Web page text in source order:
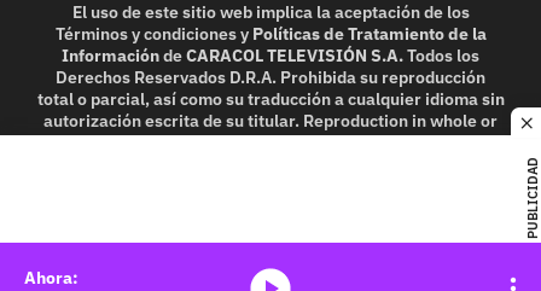
PUBLICIDAD
El uso de este sitio web implica la aceptación de los
Términos y condicionesy Políticas de Tratamiento de la
InformacióndeCARACOL TELEVISIÓN S.A.Todos los
Derechos Reservados D.R.A. Prohibida su reproducción
total o parcial, así como su traducción a cualquier idioma sin
autorización escrita de su titular. Reproduction in whole or
in part, or translation without written permission is